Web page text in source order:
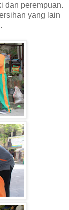
dan perempuan.
yang lain